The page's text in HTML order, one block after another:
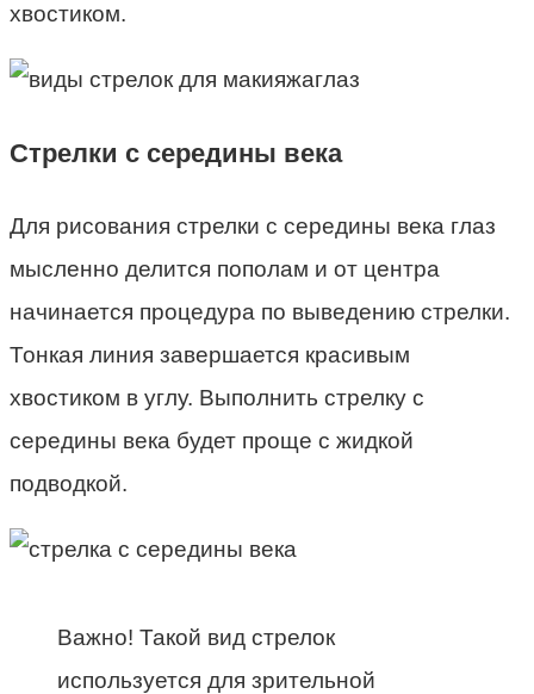
хвостиком.
Стрелки с середины века
Для рисования стрелки с середины века глаз
мысленно делится пополам и от центра
начинается процедура по выведению стрелки.
Тонкая линия завершается красивым
хвостиком в углу. Выполнить стрелку с
середины века будет проще с жидкой
подводкой.
Важно! Такой вид стрелок
используется для зрительной